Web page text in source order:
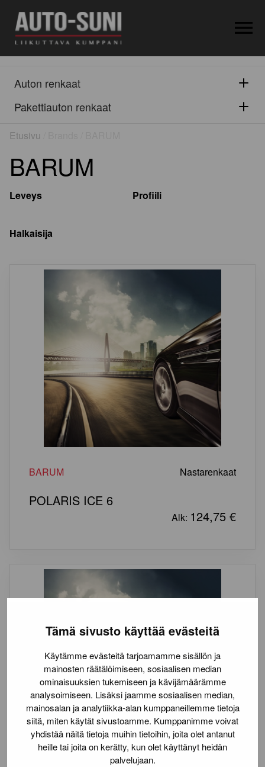
Tämä sivusto käyttää evästeitä
Käytämme evästeitä tarjoamamme sisällön ja
mainosten räätälöimiseen, sosiaalisen median
ominaisuuksien tukemiseen ja kävijämäärämme
analysoimiseen. Lisäksi jaamme sosiaalisen median,
mainosalan ja analytiikka-alan kumppaneillemme tietoja
siitä, miten käytät sivustoamme. Kumppanimme voivat
yhdistää näitä tietoja muihin tietoihin, joita olet antanut
heille tai joita on kerätty, kun olet käyttänyt heidän
palvelujaan.
Auton renkaat
Pakettiauton renkaat
Etusivu
BARUM
Leveys Profiili
Halkaisija
BARUM Nastarenkaat
POLARIS ICE 6
Alk: 124,75 €